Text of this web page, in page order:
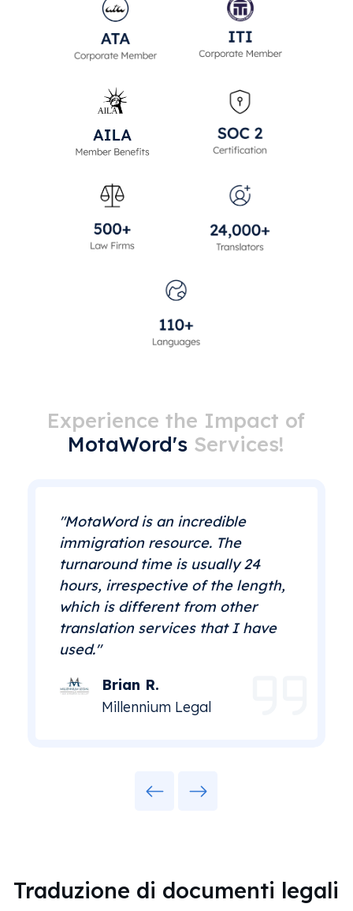
Experience the Impact of
MotaWord's Services!
"MotaWord is an incredible
immigration resource. The
turnaround time is usually 24
hours, irrespective of the length,
which is different from other
translation services that I have
used."
Brian R.
Millennium Legal
Traduzione di documenti legali